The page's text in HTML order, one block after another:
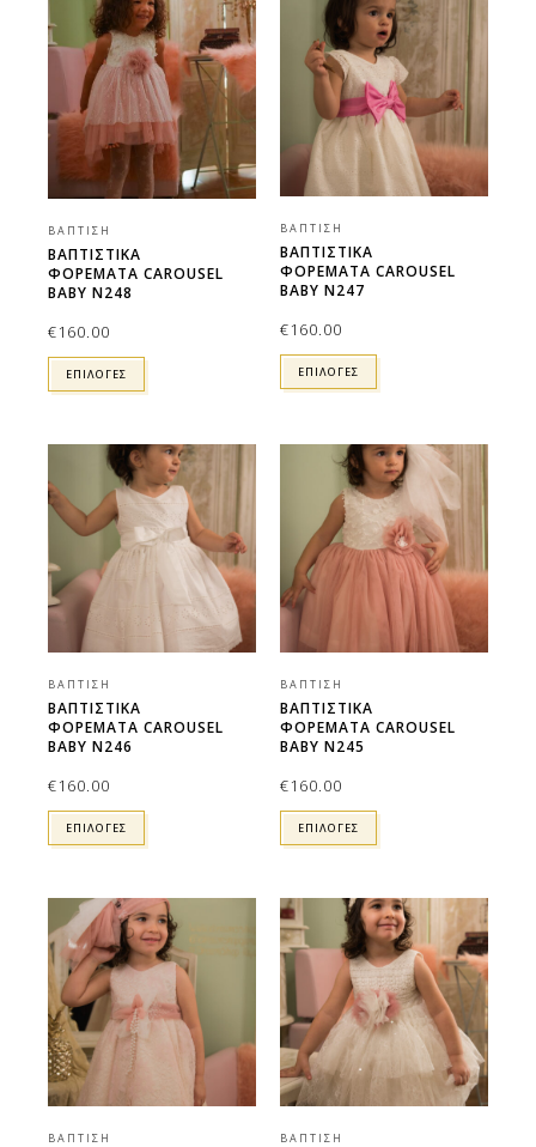
ΒΆΠΤΙΣΗ
ΒΑΠΤΙΣΤΙΚΑ
ΦΟΡΕΜΑΤΑ CAROUSEL
BABY N248
€160.00
ΕΠΙΛΟΓΕΣ
ΒΆΠΤΙΣΗ
ΒΑΠΤΙΣΤΙΚΑ
ΦΟΡΕΜΑΤΑ CAROUSEL
BABY N247
€160.00
ΕΠΙΛΟΓΕΣ
ΒΆΠΤΙΣΗ
ΒΑΠΤΙΣΤΙΚΑ
ΦΟΡΕΜΑΤΑ CAROUSEL
BABY N246
€160.00
ΕΠΙΛΟΓΕΣ
ΒΆΠΤΙΣΗ
ΒΑΠΤΙΣΤΙΚΑ
ΦΟΡΕΜΑΤΑ CAROUSEL
BABY N245
€160.00
ΕΠΙΛΟΓΕΣ
ΒΆΠΤΙΣΗ ΒΆΠΤΙΣΗ